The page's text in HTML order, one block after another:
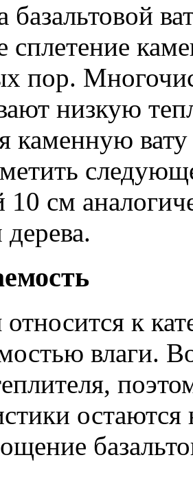
базальтовой
сплетение
пор.
низкую
каменную
см
к
влаги.